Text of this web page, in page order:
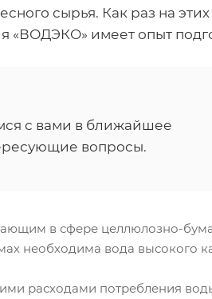
сырья. Как раз на этих
«ВОДЭКО» имеет опыт
с вами в ближайшее
вопросы.
в сфере целлюлозно-
необходима вода высокого
расходами потребления